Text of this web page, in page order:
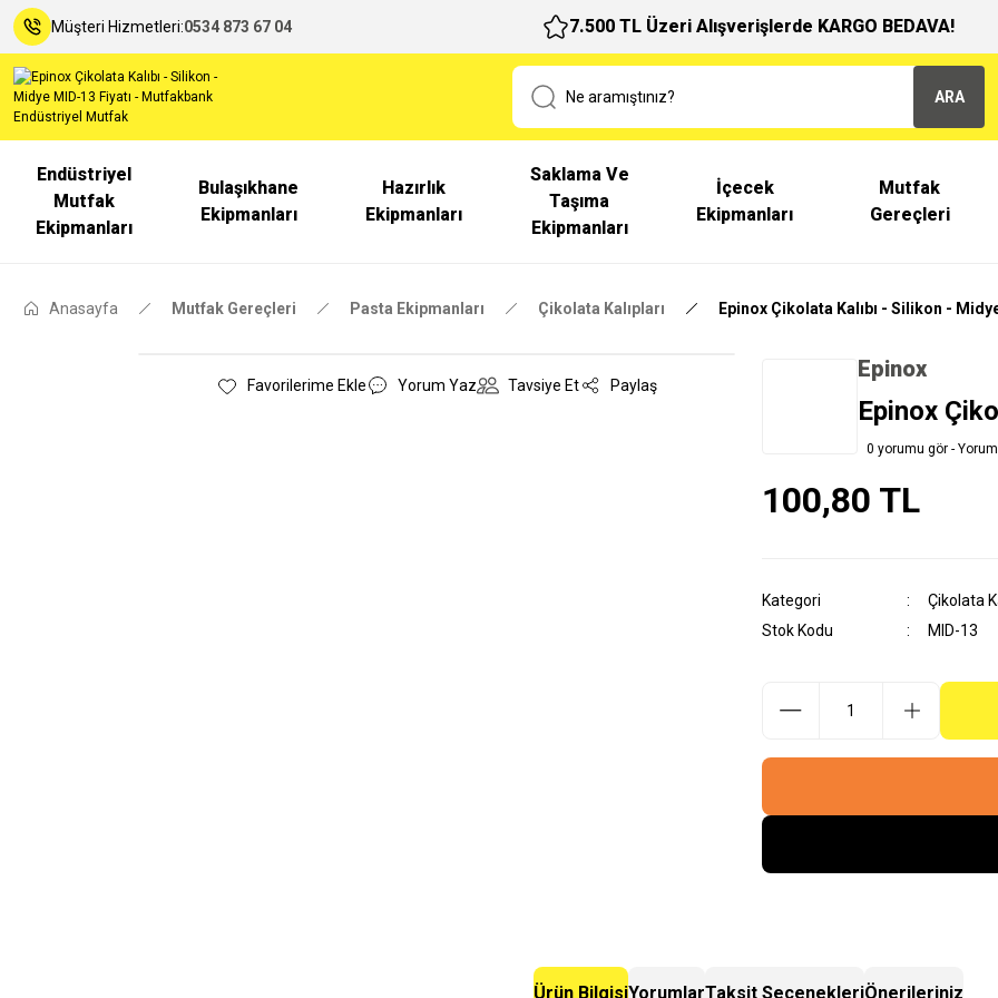
Müşteri Hizmetleri:0534 873 67 04 7.500 TL Üzeri Alışverişlerde KARGO BEDAVA!
ARA
Endüstriyel
Mutfak
Ekipmanları
Bulaşıkhane
Ekipmanları
Hazırlık
Ekipmanları
Saklama Ve
Taşıma
Ekipmanları
İçecek
Ekipmanları
Mutfak
Gereçleri
Anasayfa Mutfak Gereçleri Pasta Ekipmanları Çikolata Kalıpları Epinox Çikolata Kalıbı - Silikon -
Yorum Yaz Tavsiye Et Paylaş
Epinox
Epinox
0 yorumu gör -
100,80 TL
Kategori
Çikolata
Stok Kodu
MID-13
Ürün BilgisiYorumlarTaksit SeçenekleriÖnerileriniz